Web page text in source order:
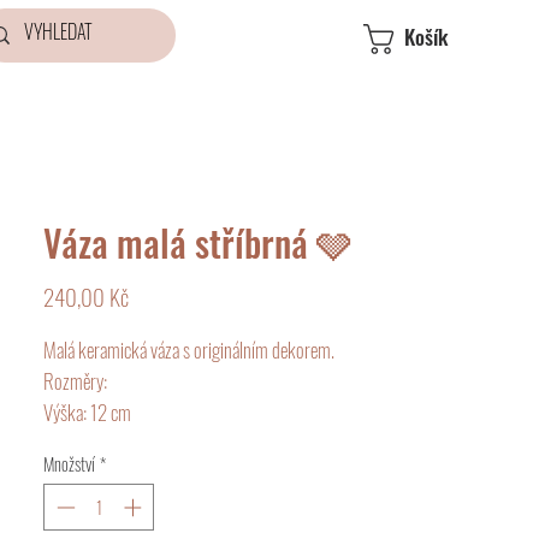
Košík
Váza malá stříbrná 🩶
240,00 KčCena
Malá keramická váza s originálním dekorem.
Rozměry:
Výška: 12 cm
Množství*